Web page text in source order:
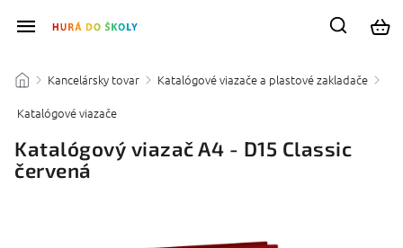
/ Kancelársky tovar / Katalógové viazače a plastové zakladače /
Katalógové viazače
Katalógový viazač A4 - D15 Classic
červená